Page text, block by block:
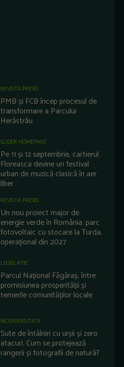
REVISTA PRESEI
PMB și FCB încep procesul de
transformare a Parcului
Herăstrău
SLIDER HOMEPAGE
Pe 11 și 12 septembrie, cartierul
Floreasca devine un festival
urban de muzică clasică în aer
liber
REVISTA PRESEI
Un nou proiect major de
energie verde în România: parc
fotovoltaic cu stocare la Turda,
operațional din 2027
LEGISLATIE
Parcul Național Făgăraș, între
promisiunea prosperității și
temerile comunităților locale
BIODIVERSITATE
Sute de întâlniri cu urșii și zero
atacuri. Cum se protejează
rangerii și fotografii de natură?